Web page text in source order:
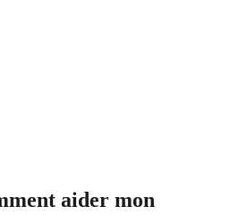
aider mon